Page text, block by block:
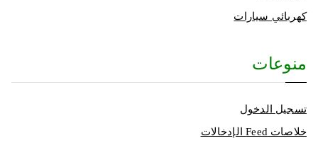
كهربائي سيارات
منوعات
تسجيل الدخول
خلاصات Feed الإدخالات